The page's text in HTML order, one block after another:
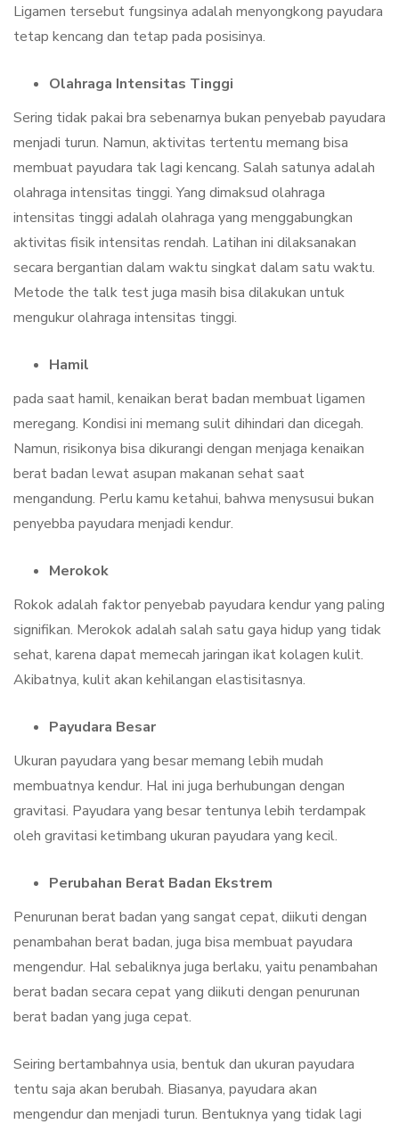
Ligamen tersebut fungsinya adalah menyongkong payudara
tetap kencang dan tetap pada posisinya.
Olahraga Intensitas Tinggi
Sering tidak pakai bra sebenarnya bukan penyebab payudara
menjadi turun. Namun, aktivitas tertentu memang bisa
membuat payudara tak lagi kencang. Salah satunya adalah
olahraga intensitas tinggi. Yang dimaksud olahraga
intensitas tinggi adalah olahraga yang menggabungkan
aktivitas fisik intensitas rendah. Latihan ini dilaksanakan
secara bergantian dalam waktu singkat dalam satu waktu.
Metode the talk test juga masih bisa dilakukan untuk
mengukur olahraga intensitas tinggi.
Hamil
pada saat hamil, kenaikan berat badan membuat ligamen
meregang. Kondisi ini memang sulit dihindari dan dicegah.
Namun, risikonya bisa dikurangi dengan menjaga kenaikan
berat badan lewat asupan makanan sehat saat
mengandung. Perlu kamu ketahui, bahwa menysusui bukan
penyebba payudara menjadi kendur.
Merokok
Rokok adalah faktor penyebab payudara kendur yang paling
signifikan. Merokok adalah salah satu gaya hidup yang tidak
sehat, karena dapat memecah jaringan ikat kolagen kulit.
Akibatnya, kulit akan kehilangan elastisitasnya.
Payudara Besar
Ukuran payudara yang besar memang lebih mudah
membuatnya kendur. Hal ini juga berhubungan dengan
gravitasi. Payudara yang besar tentunya lebih terdampak
oleh gravitasi ketimbang ukuran payudara yang kecil.
Perubahan Berat Badan Ekstrem
Penurunan berat badan yang sangat cepat, diikuti dengan
penambahan berat badan, juga bisa membuat payudara
mengendur. Hal sebaliknya juga berlaku, yaitu penambahan
berat badan secara cepat yang diikuti dengan penurunan
berat badan yang juga cepat.
Seiring bertambahnya usia, bentuk dan ukuran payudara
tentu saja akan berubah. Biasanya, payudara akan
mengendur dan menjadi turun. Bentuknya yang tidak lagi